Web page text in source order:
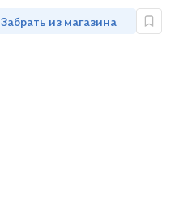
Забрать из магазина